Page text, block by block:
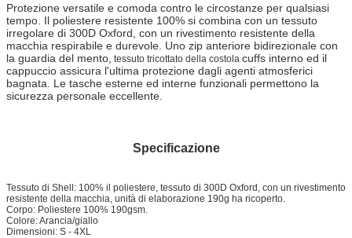
Protezione versatile e comoda contro le circostanze per qualsiasi
tempo. Il poliestere resistente 100% si combina con un tessuto
irregolare di 300D Oxford, con un rivestimento resistente della
macchia respirabile e durevole. Uno zip anteriore bidirezionale con
la guardia del mento, tessuto tricottato della costola cuffs interno ed il
cappuccio assicura l'ultima protezione dagli agenti atmosferici
bagnata. Le tasche esterne ed interne funzionali permettono la
sicurezza personale eccellente.
Specificazione
Tessuto di Shell: 100% il poliestere, tessuto di 300D Oxford, con un rivestimento
resistente della macchia, unità di elaborazione 190g ha ricoperto.
Corpo: Poliestere 100% 190gsm.
Colore: Arancia/giallo
Dimensioni: S - 4XL